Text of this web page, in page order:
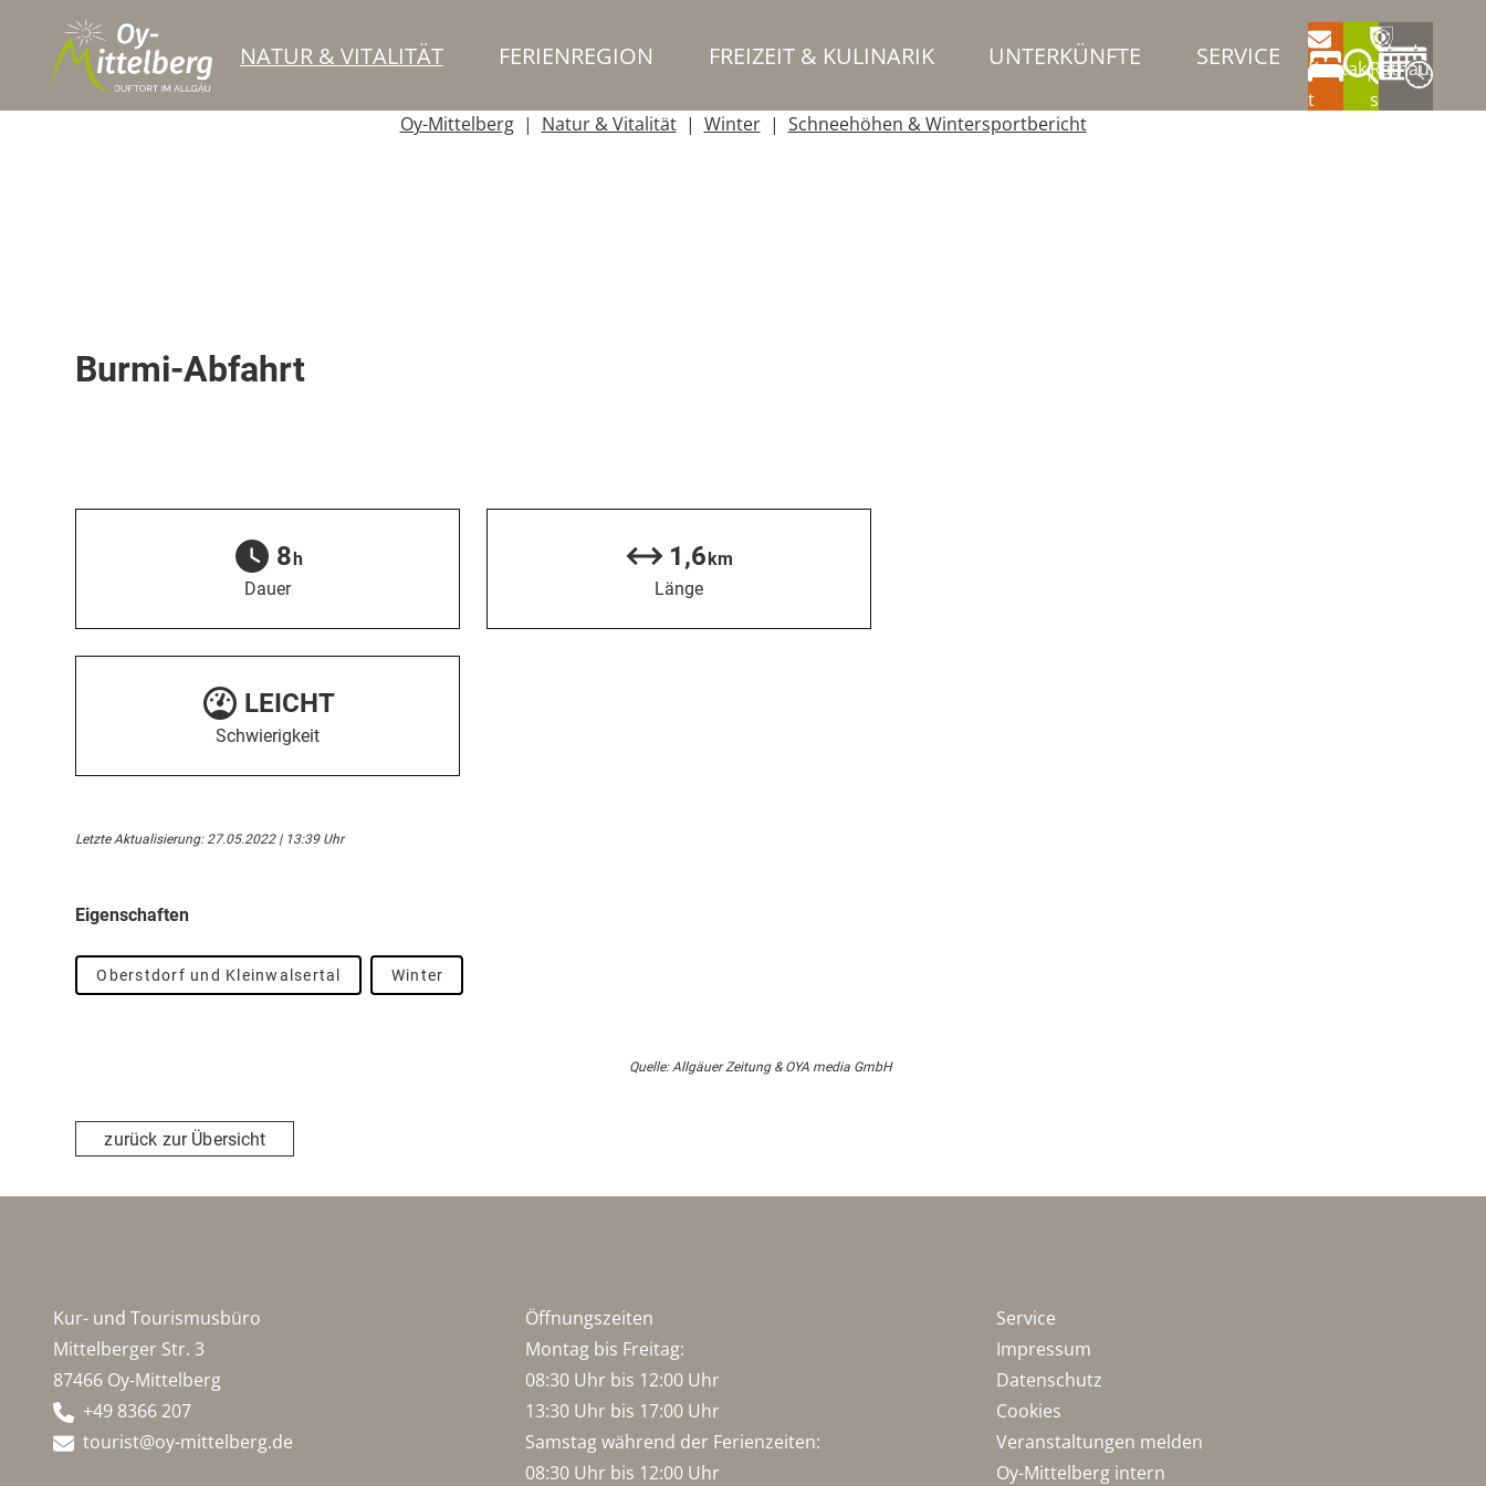
NATUR & VITALITÄT FERIENREGION FREIZEIT & KULINARIK UNTERKÜNFTE SERVICE
Kontak
t
Rathau
s
Oy-Mittelberg
Natur & Vitalität Winter Schneehöhen & Wintersportbericht
Burmi-Abfahrt
8h
Dauer
1,6km
Länge
LEICHT
Schwierigkeit
Letzte Aktualisierung: 27.05.2022 | 13:39 Uhr
Eigenschaften
Oberstdorf und Kleinwalsertal Winter
Quelle: Allgäuer Zeitung & OYA media GmbH
zurück zur Übersicht
Kur- und Tourismusbüro
Mittelberger Str. 3
87466 Oy-Mittelberg
+49 8366 207
tourist@oy-mittelberg.de
Öffnungszeiten
Montag bis Freitag:
08:30 Uhr bis 12:00 Uhr
13:30 Uhr bis 17:00 Uhr
Samstag während der Ferienzeiten:
08:30 Uhr bis 12:00 Uhr
Service
Impressum
Datenschutz
Cookies
Veranstaltungen melden
Oy-Mittelberg intern